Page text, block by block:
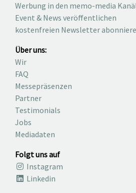
Werbung in den memo-media
Event & News veröffentlichen
kostenfreien Newsletter
Über uns:
Wir
FAQ
Messepräsenzen
Partner
Testimonials
Jobs
Mediadaten
Folgt uns auf
Instagram
Linkedin